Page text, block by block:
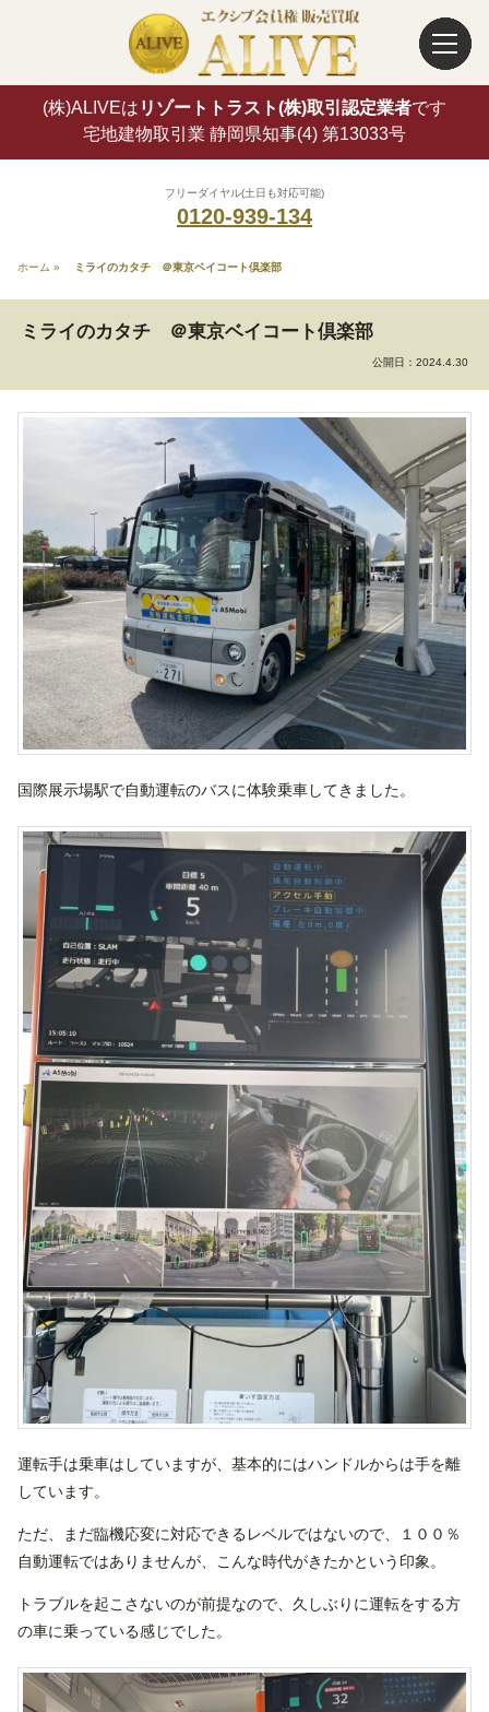
(株)ALIVEは リゾートトラスト(株)取引認定業者です
宅地建物取引業 静岡県知事(4) 第13033号
フリーダイヤル(土日も対応可能)
0120-939-134
ホーム » ミライのカタチ ＠東京ベイコート倶楽部
ミライのカタチ ＠東京ベイコート倶楽部
公開日： 2024.4.30
国際展示場駅で自動運転のバスに体験乗車してきました。
運転手は乗車はしていますが、基本的にはハンドルからは手を離
しています。
ただ、まだ臨機応変に対応できるレベルではないので、１００％
自動運転ではありませんが、こんな時代がきたかという印象。
トラブルを起こさないのが前提なので、久しぶりに運転をする方
の車に乗っている感じでした。